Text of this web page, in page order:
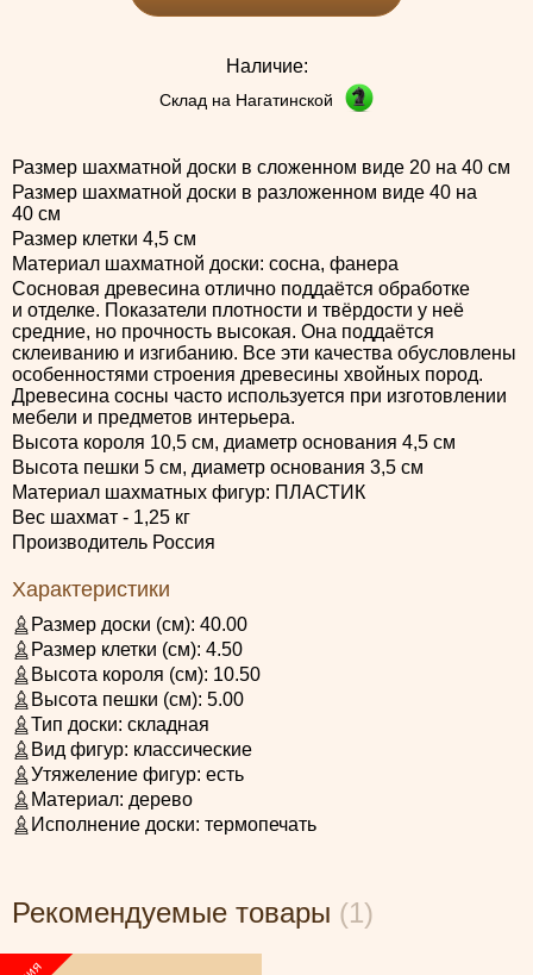
Наличие:
Склад на Нагатинской
Размер шахматной доски в сложенном виде 20 на 40 см
Размер шахматной доски в разложенном виде 40 на
40 см
Размер клетки 4,5 см
Материал шахматной доски: сосна, фанера
Сосновая древесина отлично поддаётся обработке
и отделке. Показатели плотности и твёрдости у неё
средние, но прочность высокая. Она поддаётся
склеиванию и изгибанию. Все эти качества обусловлены
особенностями строения древесины хвойных пород.
Древесина сосны часто используется при изготовлении
мебели и предметов интерьера.
Высота короля 10,5 см, диаметр основания 4,5 см
Высота пешки 5 см, диаметр основания 3,5 см
Материал шахматных фигур: ПЛАСТИК
Вес шахмат - 1,25 кг
Производитель Россия
Характеристики
Размер доски (см): 40.00
Размер клетки (см): 4.50
Высота короля (см): 10.50
Высота пешки (см): 5.00
Тип доски: складная
Вид фигур: классические
Утяжеление фигур: есть
Материал: дерево
Исполнение доски: термопечать
Рекомендуемые товары (1)